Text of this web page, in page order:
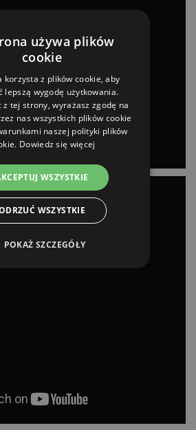
używa plików
cookie
korzysta z plików cookie, aby
lepszą wygodę użytkowania.
z tej strony, wyrażasz zgodę na
nas wszystkich plików cookie
naszej polityki plików
Dowiedz się więcej
WSZYSTKIE
WSZYSTKIE
POKAŻ SZCZEGÓŁY